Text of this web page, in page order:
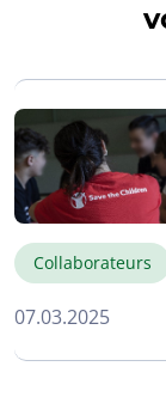
Collaborateurs
07.03.2025